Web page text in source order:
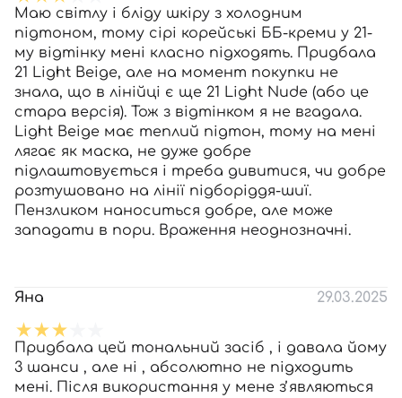
Маю світлу і бліду шкіру з холодним
підтоном, тому сірі корейські ББ-креми у 21-
му відтінку мені класно підходять. Придбала
21 Light Beige, але на момент покупки не
знала, що в лінійці є ще 21 Light Nude (або це
стара версія). Тож з відтінком я не вгадала.
Light Beige має теплий підтон, тому на мені
лягає як маска, не дуже добре
підлаштовується і треба дивитися, чи добре
розтушовано на лінії підборіддя-шиї.
Пензликом наноситься добре, але може
западати в пори. Враження неоднозначні.
Яна 29.03.2025
Придбала цей тональний засіб , і давала йому
3 шанси , але ні , абсолютно не підходить
мені. Після використання у мене зʼявляються